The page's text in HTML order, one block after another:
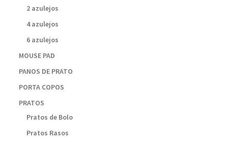
2 azulejos
4 azulejos
6 azulejos
MOUSE PAD
PANOS DE PRATO
PORTA COPOS
PRATOS
Pratos de Bolo
Pratos Rasos